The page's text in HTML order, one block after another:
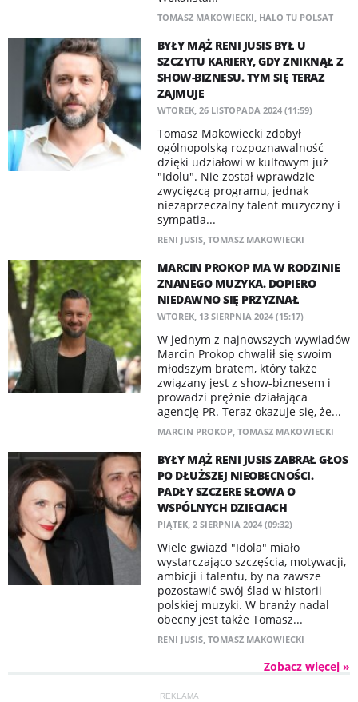
TOMASZ MAKOWIECKI, HALO TU POLSAT
BYŁY MĄŻ RENI JUSIS BYŁ U
SZCZYTU KARIERY, GDY ZNIKNĄŁ Z
SHOW-BIZNESU. TYM SIĘ TERAZ
ZAJMUJE
WTOREK, 26 LISTOPADA 2024 (11:59)
Tomasz Makowiecki zdobył
ogólnopolską rozpoznawalność
dzięki udziałowi w kultowym już
"Idolu". Nie został wprawdzie
zwycięzcą programu, jednak
niezaprzeczalny talent muzyczny i
sympatia...
RENI JUSIS, TOMASZ MAKOWIECKI
MARCIN PROKOP MA W RODZINIE
ZNANEGO MUZYKA. DOPIERO
NIEDAWNO SIĘ PRZYZNAŁ
WTOREK, 13 SIERPNIA 2024 (15:17)
W jednym z najnowszych wywiadów
Marcin Prokop chwalił się swoim
młodszym bratem, który także
związany jest z show-biznesem i
prowadzi prężnie działająca
agencję PR. Teraz okazuje się, że...
MARCIN PROKOP, TOMASZ MAKOWIECKI
BYŁY MĄŻ RENI JUSIS ZABRAŁ GŁOS
PO DŁUŻSZEJ NIEOBECNOŚCI.
PADŁY SZCZERE SŁOWA O
WSPÓLNYCH DZIECIACH
PIĄTEK, 2 SIERPNIA 2024 (09:32)
Wiele gwiazd "Idola" miało
wystarczająco szczęścia, motywacji,
ambicji i talentu, by na zawsze
pozostawić swój ślad w historii
polskiej muzyki. W branży nadal
obecny jest także Tomasz...
RENI JUSIS, TOMASZ MAKOWIECKI
Zobacz więcej »
REKLAMA